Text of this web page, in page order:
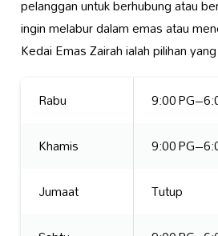
pelanggan untuk berhubung atau
ingin melabur dalam emas atau
Kedai Emas Zairah ialah pilihan
Rabu
9:00
Khamis
9:00
Jumaat
Tutup